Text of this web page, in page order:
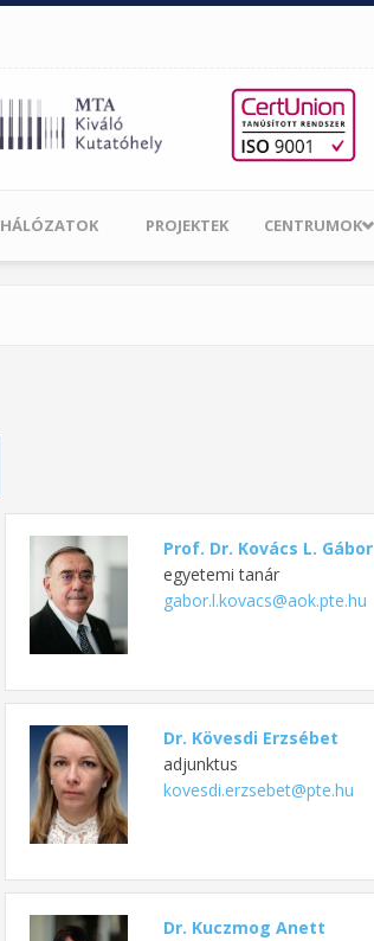
HÁLÓZATOK PROJEKTEK CENTRUMOK
Prof. Dr. Kovács L. Gábor
egyetemi tanár
gabor.l.kovacs@aok.pte.hu
Dr. Kövesdi Erzsébet
adjunktus
kovesdi.erzsebet@pte.hu
Dr. Kuczmog Anett